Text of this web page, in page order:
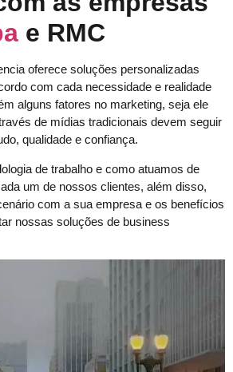
e RMC
oferece soluções personalizadas
com cada necessidade e realidade
alguns fatores no marketing, seja ele
de mídias tradicionais devem seguir
qualidade e confiança.
de trabalho e como atuamos de
um de nossos clientes, além disso,
com a sua empresa e os benefícios
nossas soluções de business